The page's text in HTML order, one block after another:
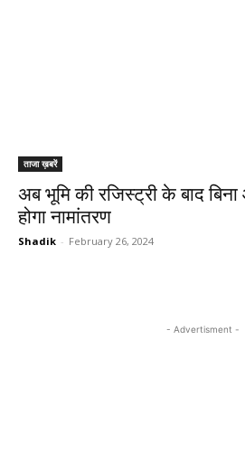
ताजा ख़बरें
अब भूमि की रजिस्ट्री के बाद
होगा नामांतरण
Shadik - February 26, 2024
- Advertisment -